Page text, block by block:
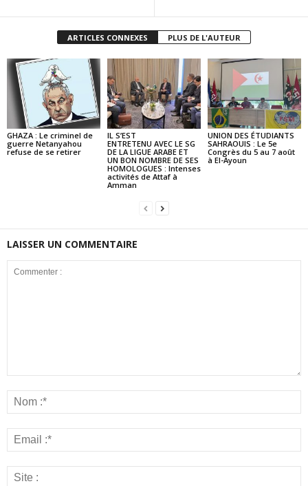
ARTICLES CONNEXES PLUS DE L'AUTEUR
GHAZA : Le criminel de
guerre Netanyahou
refuse de se retirer
IL S’EST
ENTRETENU AVEC LE SG
DE LA LIGUE ARABE ET
UN BON NOMBRE DE SES
HOMOLOGUES : Intenses
activités de Attaf à
Amman
UNION DES ÉTUDIANTS
SAHRAOUIS : Le 5e
Congrès du 5 au 7 août
à El-Ayoun
LAISSER UN COMMENTAIRE